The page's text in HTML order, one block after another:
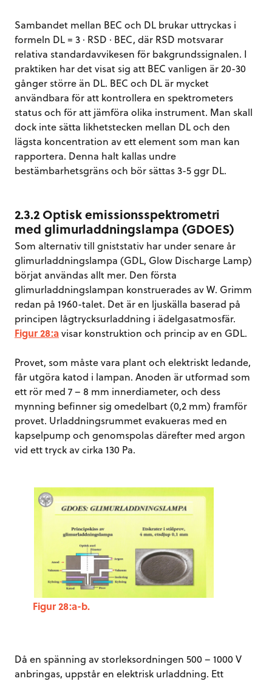
Sambandet mellan BEC och DL brukar uttryckas i
formeln DL = 3 · RSD · BEC, där RSD motsvarar
relativa standardavvikesen för bakgrundssignalen. I
praktiken har det visat sig att BEC vanligen är 20-30
gånger större än DL. BEC och DL är mycket
användbara för att kontrollera en spektrometers
status och för att jämföra olika instrument. Man skall
dock inte sätta likhetstecken mellan DL och den
lägsta koncentration av ett element som man kan
rapportera. Denna halt kallas undre
bestämbarhetsgräns och bör sättas 3-5 ggr DL.
2.3.2 Optisk emissionsspektrometri
med glimurladdningslampa (GDOES)
Som alternativ till gniststativ har under senare år
glimurladdningslampa (GDL, Glow Discharge Lamp)
börjat användas allt mer. Den första
glimurladdningslampan konstruerades av W. Grimm
redan på 1960-talet. Det är en ljuskälla baserad på
principen lågtrycksurladdning i ädelgasatmosfär.
Figur 28:avisar konstruktion och princip av en GDL.
Provet, som måste vara plant och elektriskt ledande,
får utgöra katod i lampan. Anoden är utformad som
ett rör med 7 – 8 mm innerdiameter, och dess
mynning befinner sig omedelbart(0,2 mm) framför
provet. Urladdningsrummet evakueras med en
kapselpump och genomspolas därefter med argon
vid ett tryck av cirka 130 Pa.
Figur 28:a-b.
Då en spänning av storleksordningen 500 – 1000 V
anbringas, uppstår en elektrisk urladdning. Ett